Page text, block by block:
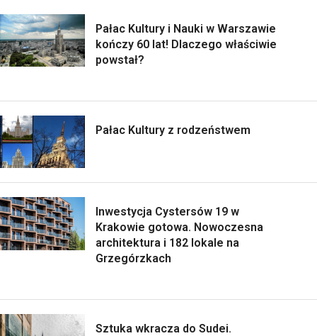
Pałac Kultury i Nauki w Warszawie
kończy 60 lat! Dlaczego właściwie
powstał?
Pałac Kultury z rodzeństwem
Inwestycja Cystersów 19 w
Krakowie gotowa. Nowoczesna
architektura i 182 lokale na
Grzegórzkach
Sztuka wkracza do Sudei.